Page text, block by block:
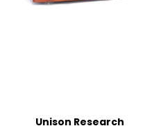
Unison Research